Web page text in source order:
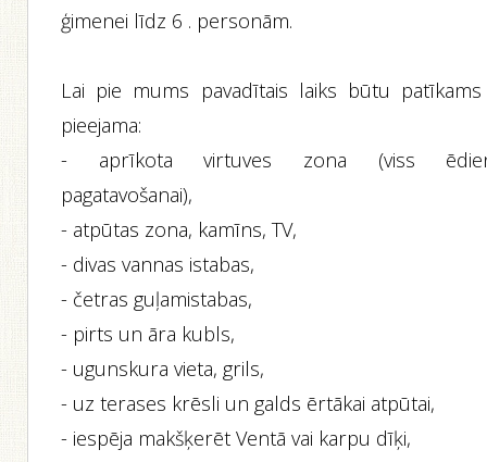
ģimenei līdz 6 . personām.
Lai pie mums pavadītais laiks būtu
pieejama:
- aprīkota virtuves zona (viss
pagatavošanai),
- atpūtas zona, kamīns, TV,
- divas vannas istabas,
- četras guļamistabas,
- pirts un āra kubls,
- ugunskura vieta, grils,
- uz terases krēsli un galds ērtākai atpūtai,
- iespēja makšķerēt Ventā vai karpu dīķi,